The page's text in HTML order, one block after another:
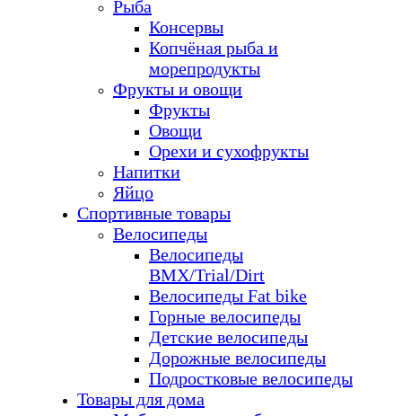
Рыба
Консервы
Копчёная рыба и
морепродукты
Фрукты и овощи
Фрукты
Овощи
Орехи и сухофрукты
Напитки
Яйцо
Спортивные товары
Велосипеды
Велосипеды
BMX/Trial/Dirt
Велосипеды Fat bike
Горные велосипеды
Детские велосипеды
Дорожные велосипеды
Подростковые велосипеды
Товары для дома